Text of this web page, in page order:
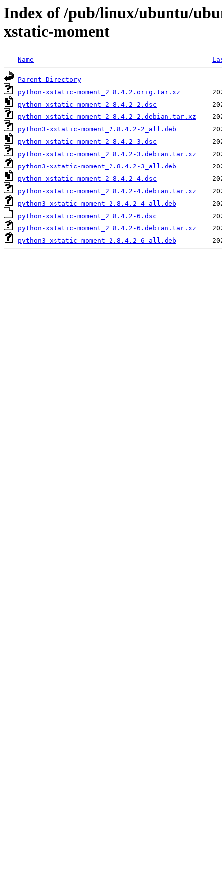
Index of /pub/linux/ubuntu/
xstatic-moment
Name
Parent Directory
python-xstatic-moment_2.8.4.2.orig.tar.xz
python-xstatic-moment_2.8.4.2-2.dsc
python-xstatic-moment_2.8.4.2-2.debian.tar.xz
python3-xstatic-moment_2.8.4.2-2_all.deb
python-xstatic-moment_2.8.4.2-3.dsc
python-xstatic-moment_2.8.4.2-3.debian.tar.xz
python3-xstatic-moment_2.8.4.2-3_all.deb
python-xstatic-moment_2.8.4.2-4.dsc
python-xstatic-moment_2.8.4.2-4.debian.tar.xz
python3-xstatic-moment_2.8.4.2-4_all.deb
python-xstatic-moment_2.8.4.2-6.dsc
python-xstatic-moment_2.8.4.2-6.debian.tar.xz
python3-xstatic-moment_2.8.4.2-6_all.deb